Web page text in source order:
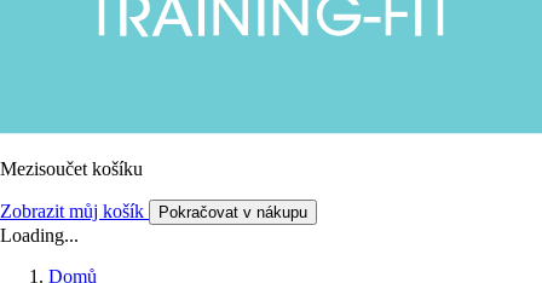
Mezisoučet košíku
Zobrazit můj košík Pokračovat v nákupu
Loading...
Domů